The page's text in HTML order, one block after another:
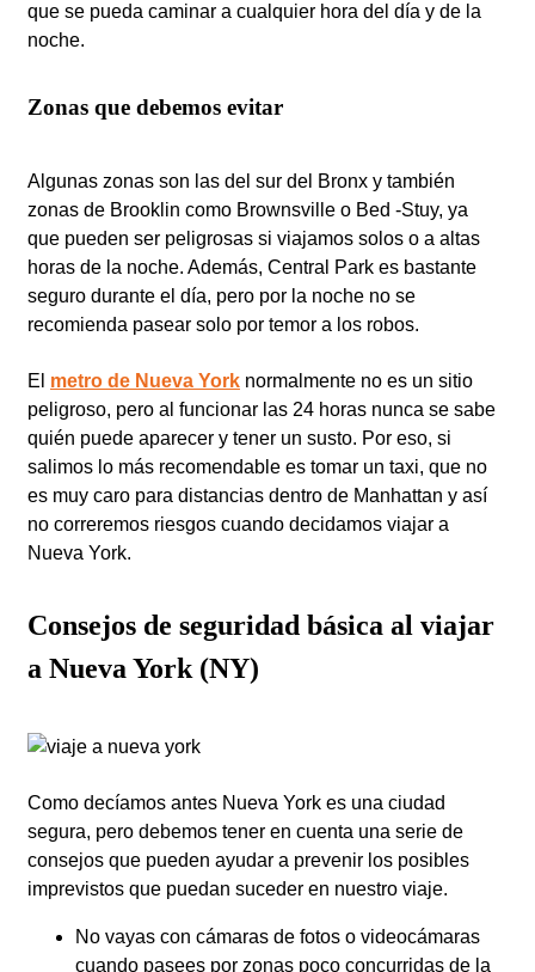
que se pueda caminar a cualquier hora del día y de la
noche.
Zonas que debemos evitar
Algunas zonas son las del sur del Bronx y también
zonas de Brooklin como Brownsville o Bed -Stuy, ya
que pueden ser peligrosas si viajamos solos o a altas
horas de la noche. Además, Central Park es bastante
seguro durante el día, pero por la noche no se
recomienda pasear solo por temor a los robos.
El metro de Nueva York normalmente no es un sitio
peligroso, pero al funcionar las 24 horas nunca se sabe
quién puede aparecer y tener un susto. Por eso, si
salimos lo más recomendable es tomar un taxi, que no
es muy caro para distancias dentro de Manhattan y así
no correremos riesgos cuando decidamos viajar a
Nueva York.
Consejos de seguridad básica al viajar
a Nueva York (NY)
Como decíamos antes Nueva York es una ciudad
segura, pero debemos tener en cuenta una serie de
consejos que pueden ayudar a prevenir los posibles
imprevistos que puedan suceder en nuestro viaje.
No vayas con cámaras de fotos o videocámaras
cuando pasees por zonas poco concurridas de la